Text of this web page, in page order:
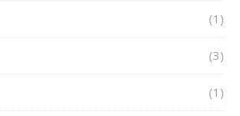
(1)
(3)
(1)